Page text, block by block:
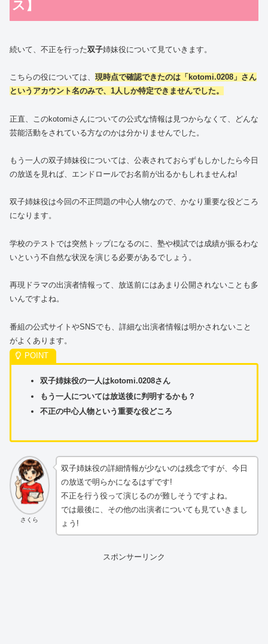
ス】
続いて、不正を行った双子姉妹役について見ていきます。
こちらの役については、 現時点で確認できたのは「kotomi.0208」さん
というアカウント名のみで、1人しか特定できませんでした。
正直、このkotomiさんについての公式な情報は見つからなくて、どんな
芸能活動をされている方なのかは分かりませんでした。
もう一人の双子姉妹役については、公表されておらずもしかしたら今日
の放送を見れば、エンドロールでお名前が出るかもしれませんね!
双子姉妹役は今回の不正問題の中心人物なので、かなり重要な役どころ
になります。
学校のテストでは突然トップになるのに、塾や模試では成績が振るわな
いという不自然な状況を演じる必要があるでしょう。
再現ドラマの出演者情報って、放送前にはあまり公開されないことも多
いんですよね。
番組の公式サイトやSNSでも、詳細な出演者情報は明かされないこと
がよくあります。
双子姉妹役の一人はkotomi.0208さん
もう一人については放送後に判明するかも？
不正の中心人物という重要な役どころ
さくら
双子姉妹役の詳細情報が少ないのは残念ですが、今日
の放送で明らかになるはずです!
不正を行う役って演じるのが難しそうですよね。
では最後に、その他の出演者についても見ていきまし
ょう!
スポンサーリンク